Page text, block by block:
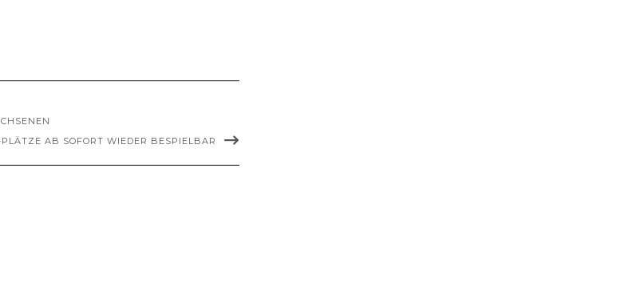
AB SOFORT WIEDER BESPIELBAR